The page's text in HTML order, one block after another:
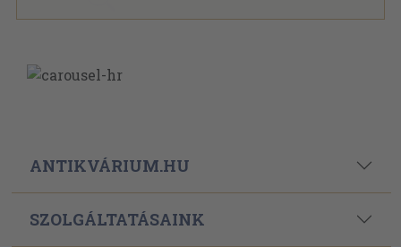
ANTIKVÁRIUM.HU
SZOLGÁLTATÁSAINK